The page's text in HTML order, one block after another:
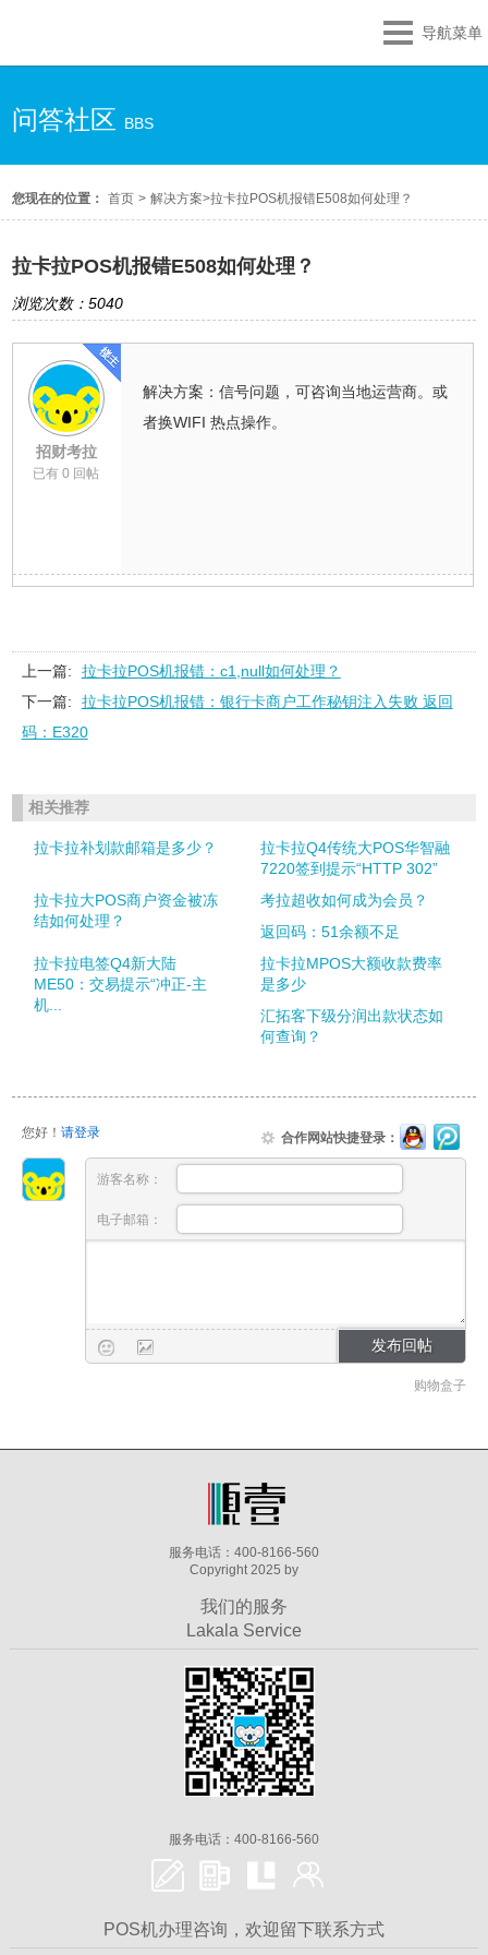
导航菜单
问答社区 BBS
您现在的位置： 首页 > 解决方案>拉卡拉POS机报错E508如何处理？
拉卡拉POS机报错E508如何处理？
浏览次数：5040
招财考拉
已有 0 回帖
解决方案：信号问题，可咨询当地运营商。或
者换WIFI 热点操作。
上一篇:
拉卡拉POS机报错：c1,null如何处理？
下一篇:
拉卡拉POS机报错：银行卡商户工作秘钥注入失败 返回
码：E320
相关推荐
拉卡拉补划款邮箱是多少？
拉卡拉Q4传统大POS华智融
7220签到提示“HTTP 302”
拉卡拉大POS商户资金被冻
结如何处理？
考拉超收如何成为会员？
返回码：51余额不足
拉卡拉电签Q4新大陆
ME50：交易提示“冲正-主
机...
拉卡拉MPOS大额收款费率
是多少
汇拓客下级分润出款状态如
何查询？
您好！ 请登录 合作网站快捷登录：
游客名称：
电子邮箱：
购物盒子
服务电话：400-8166-560
Copyright 2025 by
我们的服务
Lakala Service
服务电话：400-8166-560
POS机办理咨询，欢迎留下联系方式